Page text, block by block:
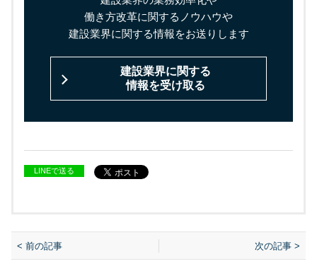
働き方改革に関するノウハウや
建設業界に関する情報をお送りします
建設業界に関する
情報を受け取る
LINEで送る
< 前の記事 次の記事 >